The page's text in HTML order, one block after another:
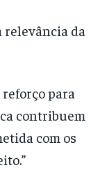
relevância da
para
contribuem
com os